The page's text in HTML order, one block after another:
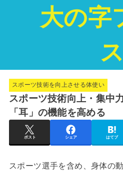
大の字
ス
スポーツ技術を向上させる体使い
スポーツ技術向上・集中
「耳」の機能を高める
ポスト シェア はてブ
スポーツ選手を含め、身体の